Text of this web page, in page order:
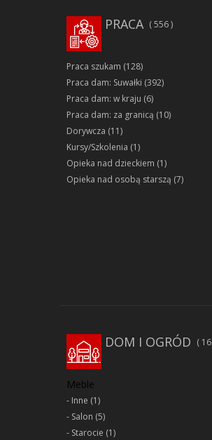
PRACA 556
Praca szukam (128)
Praca dam: Suwałki (392)
Praca dam: w kraju (6)
Praca dam: za granicą (10)
Dorywcza (11)
Kursy/Szkolenia (1)
Opieka nad dzieckiem (1)
Opieka nad osobą starszą (7)
DOM I OGRÓD 16
Meble
Inne (1)
Salon (5)
Starocie (1)